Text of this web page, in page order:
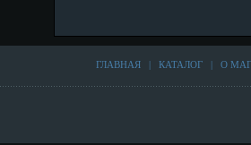
ГЛАВНАЯ| КАТАЛОГ| О